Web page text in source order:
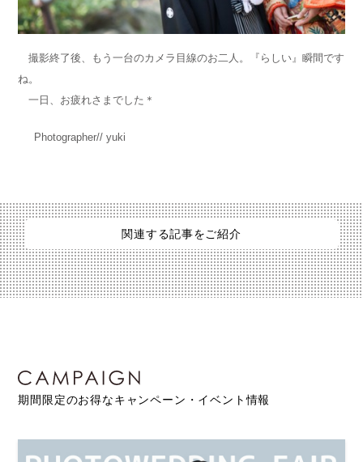
撮影終了後、もう一台のカメラ目線のお二人。『らしい』瞬間です
ね。
一日、お疲れさまでした＊
Photographer// yuki
関連する記事をご紹介
期間限定のお得なキャンペーン・イベント情報